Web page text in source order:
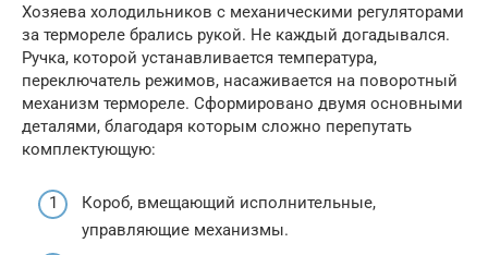
Хозяева холодильников с механическими регуляторами
за термореле брались рукой. Не каждый догадывался.
Ручка, которой устанавливается температура,
переключатель режимов, насаживается на поворотный
механизм термореле. Сформировано двумя основными
деталями, благодаря которым сложно перепутать
комплектующую:
Короб, вмещающий исполнительные,
управляющие механизмы.